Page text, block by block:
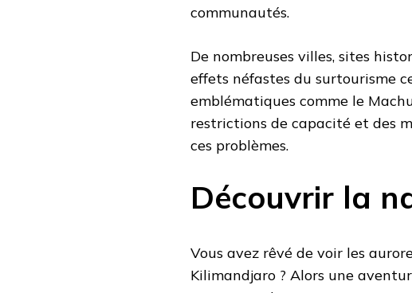
communautés.
De nombreuses villes, sites
effets néfastes du surtourisme
emblématiques comme le
restrictions de capacité et des
ces problèmes.
Découvrir la
Vous avez rêvé de voir les
Kilimandjaro ? Alors une